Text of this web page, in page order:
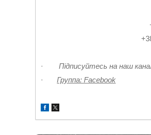
· Підписуйтесь на наш
· Группа: Facebook